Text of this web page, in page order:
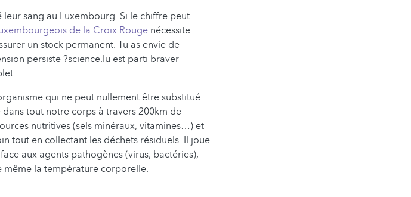
sang au Luxembourg. Si le chiffre peut
de la Croix Rouge nécessite
un stock permanent. Tu as envie de
persiste ?science.lu est parti braver
qui ne peut nullement être substitué.
tout notre corps à travers 200km de
nutritives (sels minéraux, vitamines…) et
tout en collectant les déchets résiduels. Il joue
aux agents pathogènes (virus, bactéries),
la température corporelle.